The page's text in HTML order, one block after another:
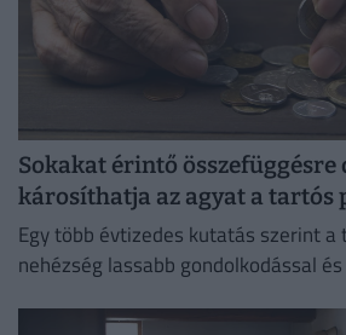
Sokakat érintő összefüggésre
károsíthatja az agyat a tartós
Egy több évtizedes kutatás szerint a
nehézség lassabb gondolkodással